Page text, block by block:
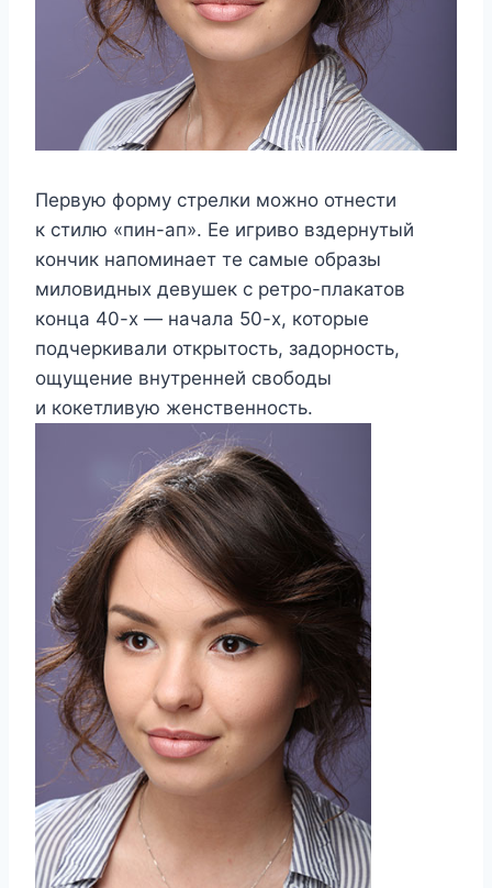
Первую форму стрелки можно отнести
к стилю «пин-ап». Ее игриво вздернутый
кончик напоминает те самые образы
миловидных девушек с ретро-плакатов
конца 40-х — начала 50-х, которые
подчеркивали открытость, задорность,
ощущение внутренней свободы
и кокетливую женственность.